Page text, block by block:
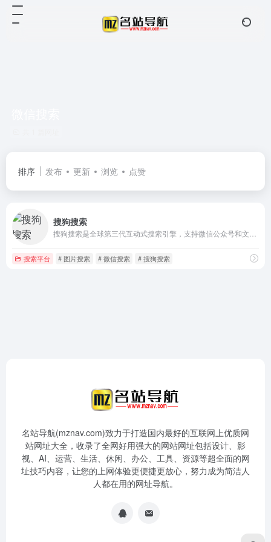
排序 发布 更新 浏览 点赞
搜狗搜索
搜索平台 # 图片搜索 # 微信搜索 # 搜狗搜索
名站导航(mznav.com)致力于打造国内最好的互联网上优质网
站网址大全，收录了全网好用强大的网站网址包括设计、影
视、AI、运营、生活、休闲、办公、工具、资源等超全面的网
址技巧内容，让您的上网体验更便捷更放心，努力成为简洁人
人都在用的网址导航。